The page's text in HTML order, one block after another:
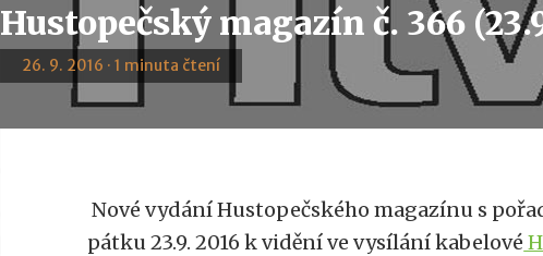
Hustopečský magazín č. 366
26. 9. 2016 · 1 minuta čtení
Nové vydání Hustopečského magazínu s
pátku 23.9. 2016 k vidění ve vysílání kabelové